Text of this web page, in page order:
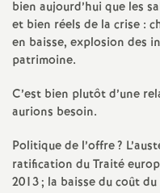
bien aujourd’hui que les
et bien réels de la crise :
en baisse, explosion des
patrimoine.
C’est bien plutôt d’une
aurions besoin.
Politique de l’offre?
ratification du Traité
2013; la baisse du coût